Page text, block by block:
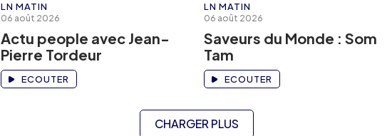
LN MATIN
06 août 2026
Actu people avec Jean-
Pierre Tordeur
ECOUTER
LN MATIN
06 août 2026
Saveurs du Monde : Som
Tam
ECOUTER
CHARGER PLUS